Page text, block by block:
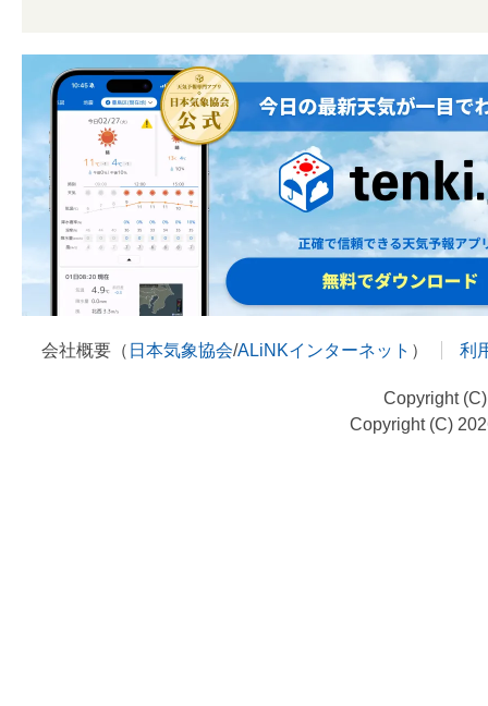
会社概要（ 日本気象協会/ALiNKインターネット ） 利
Copyright
Copyright (C)